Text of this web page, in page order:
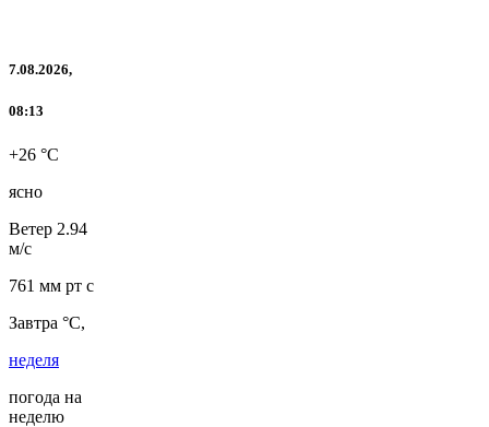
7.08.2026,
08:13
+26 °C
ясно
Ветер 2.94
м/с
761 мм рт с
Завтра °C,
неделя
погода на
неделю